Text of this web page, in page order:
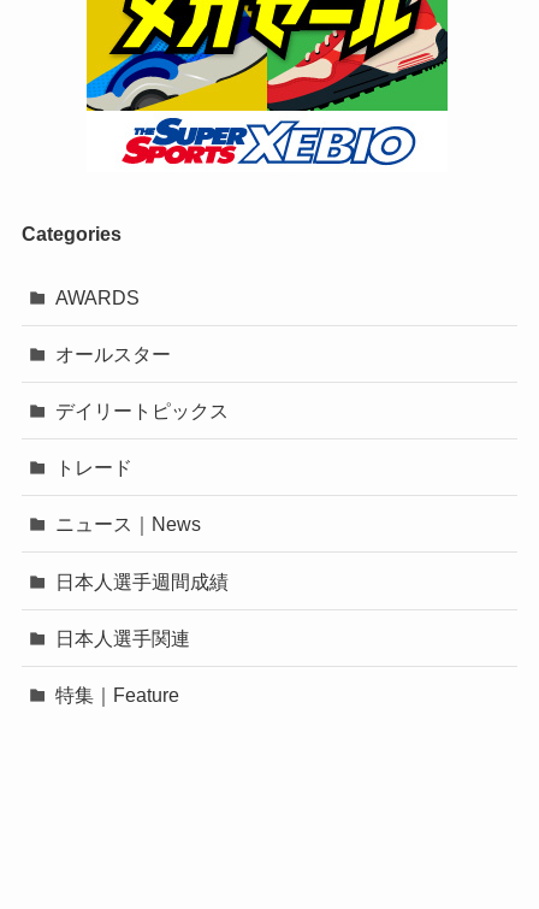
Categories
AWARDS
オールスター
デイリートピックス
トレード
ニュース｜News
日本人選手週間成績
日本人選手関連
特集｜Feature